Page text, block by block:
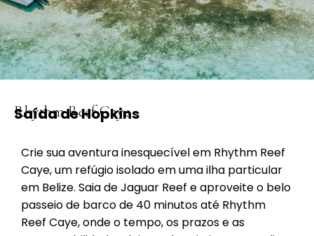
Rhythm Reef Caye
Saída de Hopkins
Crie sua aventura inesquecível em Rhythm Reef
Caye, um refúgio isolado em uma ilha particular
em Belize. Saia de Jaguar Reef e aproveite o belo
passeio de barco de 40 minutos até Rhythm
Reef Caye, onde o tempo, os prazos e as